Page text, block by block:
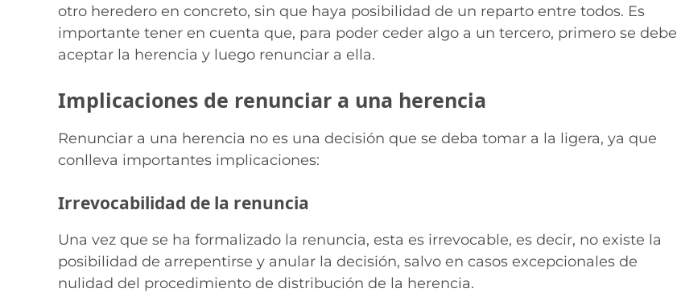
otro heredero en concreto, sin que haya posibilidad de un reparto entre todos. Es
importante tener en cuenta que, para poder ceder algo a un tercero, primero se debe
aceptar la herencia y luego renunciar a ella.
Implicaciones de renunciar a una herencia
Renunciar a una herencia no es una decisión que se deba tomar a la ligera, ya que
conlleva importantes implicaciones:
Irrevocabilidad de la renuncia
Una vez que se ha formalizado la renuncia, esta es irrevocable, es decir, no existe la
posibilidad de arrepentirse y anular la decisión, salvo en casos excepcionales de
nulidad del procedimiento de distribución de la herencia.